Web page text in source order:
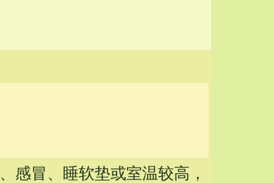
感冒、睡软垫或室温较高，